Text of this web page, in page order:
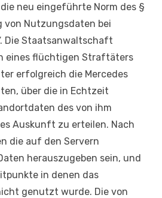
neu eingeführte Norm des §
von Nutzungsdaten bei
Die Staatsanwaltschaft
eines flüchtigen Straftäters
erfolgreich die Mercedes
über die in Echtzeit
des von ihm
Auskunft zu erteilen. Nach
die auf den Servern
herauszugeben sein, und
in denen das
genutzt wurde. Die von